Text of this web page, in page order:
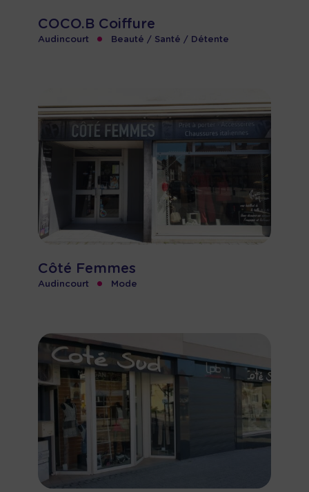
COCO.B Coiffure
Audincourt • Beauté / Santé / Détente
Côté Femmes
Audincourt • Mode